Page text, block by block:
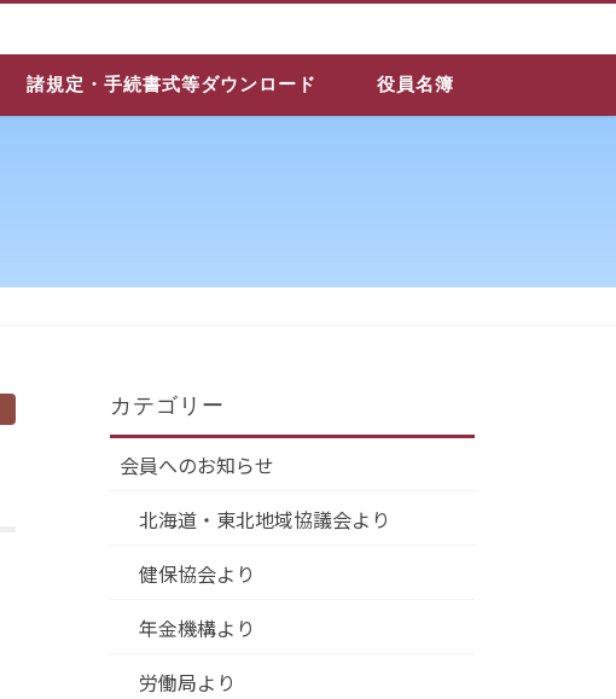
諸規定・手続書式等ダウンロード 役員名簿
カテゴリー
会員へのお知らせ
北海道・東北地域協議会より
健保協会より
年金機構より
労働局より